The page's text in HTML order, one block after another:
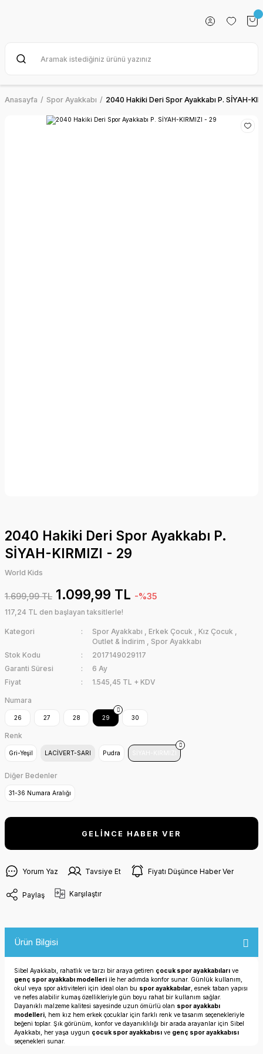
Anasayfa Spor Ayakkabı 2040 Hakiki Deri Spor Ayakkabı P. SİYAH-
2040 Hakiki Deri Spor Ayakkabı P.
SİYAH-KIRMIZI - 29
World Kids
1.699,99 TL 1.099,99 TL -%35
117,24 TL den başlayan taksitlerle!
Kategori Spor Ayakkabı , Erkek Çocuk , Kız Çocuk ,
Outlet & İndirim , Spor Ayakkabı
Stok Kodu
2017149029117
Garanti Süresi
6 Ay
Fiyat
1.545,45 TL + KDV
Numara
26 27 28 29 30
Renk
Gri-Yeşil LACİVERT-SARI Pudra
Diğer Bedenler
31-36 Numara Aralığı
GELİNCE HABER VER
Yorum Yaz Tavsiye Et Fiyatı Düşünce Haber Ver
Paylaş Karşılaştır
Ürün Bilgisi
Sibel Ayakkabı, rahatlık ve tarzı bir araya getiren çocuk spor ayakkabıları ve
genç spor ayakkabı modelleri ile her adımda konfor sunar. Günlük kullanım,
okul veya spor aktiviteleri için ideal olan bu spor ayakkabılar , esnek taban yapısı
ve nefes alabilir kumaş özellikleriyle gün boyu rahat bir kullanım sağlar.
Dayanıklı malzeme kalitesi sayesinde uzun ömürlü olan spor ayakkabı
modelleri , hem kız hem erkek çocuklar için farklı renk ve tasarım seçenekleriyle
beğeni toplar. Şık görünüm, konfor ve dayanıklılığı bir arada arayanlar için Sibel
Ayakkabı, her yaşa uygun çocuk spor ayakkabısı ve genç spor ayakkabısı
seçenekleri sunar.